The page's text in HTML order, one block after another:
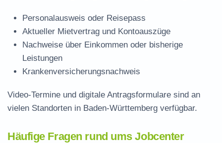
Personalausweis oder Reisepass
Aktueller Mietvertrag und Kontoauszüge
Nachweise über Einkommen oder bisherige
Leistungen
Krankenversicherungsnachweis
Video-Termine und digitale Antragsformulare sind an
vielen Standorten in Baden-Württemberg verfügbar.
Häufige Fragen rund ums Jobcenter